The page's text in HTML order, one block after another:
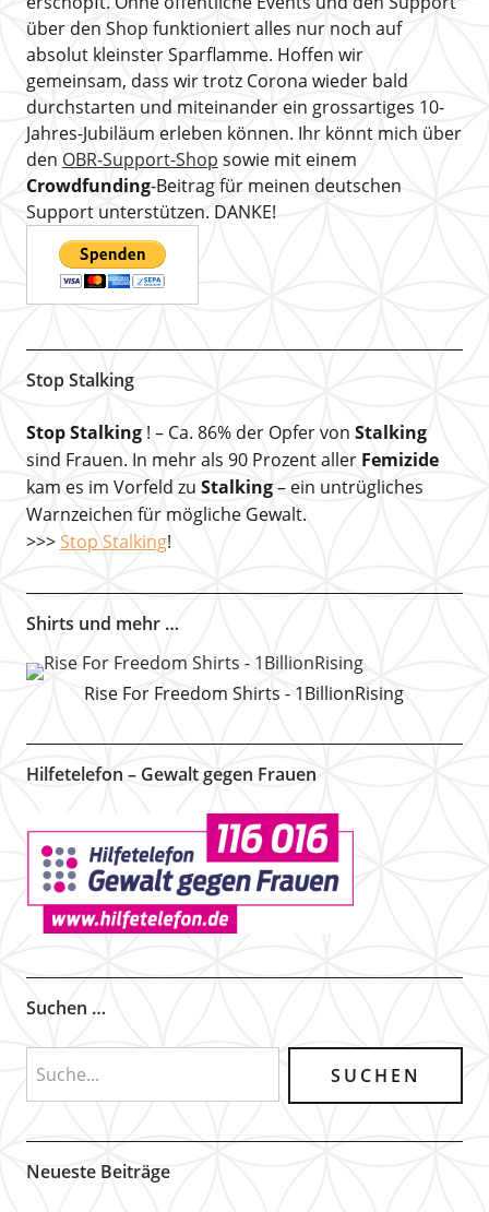
über den Shop funktioniert alles nur noch auf
absolut kleinster Sparflamme. Hoffen wir
gemeinsam, dass wir trotz Corona wieder bald
durchstarten und miteinander ein grossartiges 10-
Jahres-Jubiläum erleben können. Ihr könnt mich über
den OBR-Support-Shop sowie mit einem
Crowdfunding-Beitrag für meinen deutschen
Support unterstützen. DANKE!
Stop Stalking
Stop Stalking! – Ca. 86% der Opfer von Stalking
sind Frauen. In mehr als 90 Prozent aller Femizide
kam es im Vorfeld zu Stalking– ein untrügliches
Warnzeichen für mögliche Gewalt.
>>> Stop Stalking!
Shirts und mehr …
Rise For Freedom Shirts - 1BillionRising
Hilfetelefon – Gewalt gegen Frauen
Suchen …
Neueste Beiträge